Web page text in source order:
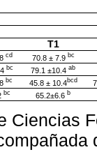
T1
cd 70.8 ± 7.9 bc
bc 79.1 ±10.4 ab
bc 45.8 ± 10.4bcd
bc 65.2±6.6 b
Ciencias